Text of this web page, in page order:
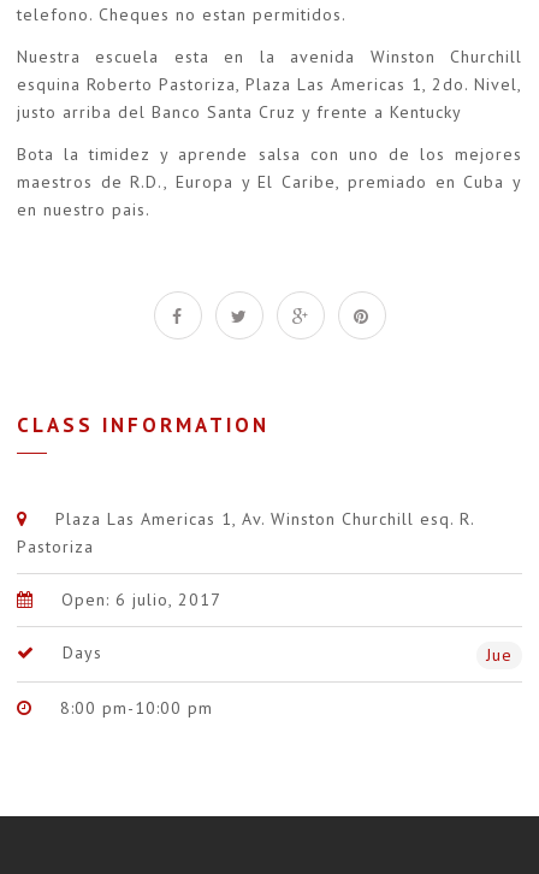
telefono. Cheques no estan permitidos.
Nuestra escuela esta en la avenida Winston Churchill
esquina Roberto Pastoriza, Plaza Las Americas 1, 2do. Nivel,
justo arriba del Banco Santa Cruz y frente a Kentucky
Bota la timidez y aprende salsa con uno de los mejores
maestros de R.D., Europa y El Caribe, premiado en Cuba y
en nuestro pais.
CLASS INFORMATION
Plaza Las Americas 1, Av. Winston Churchill esq. R.
Pastoriza
Open: 6 julio, 2017
Days Jue
8:00 pm-10:00 pm